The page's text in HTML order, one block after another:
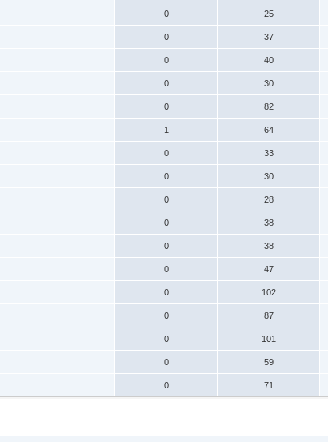
0 25
0 37
0 40
0 30
0 82
1 64
0 33
0 30
0 28
0 38
0 38
0 47
0 102
0 87
0 101
0 59
0 71